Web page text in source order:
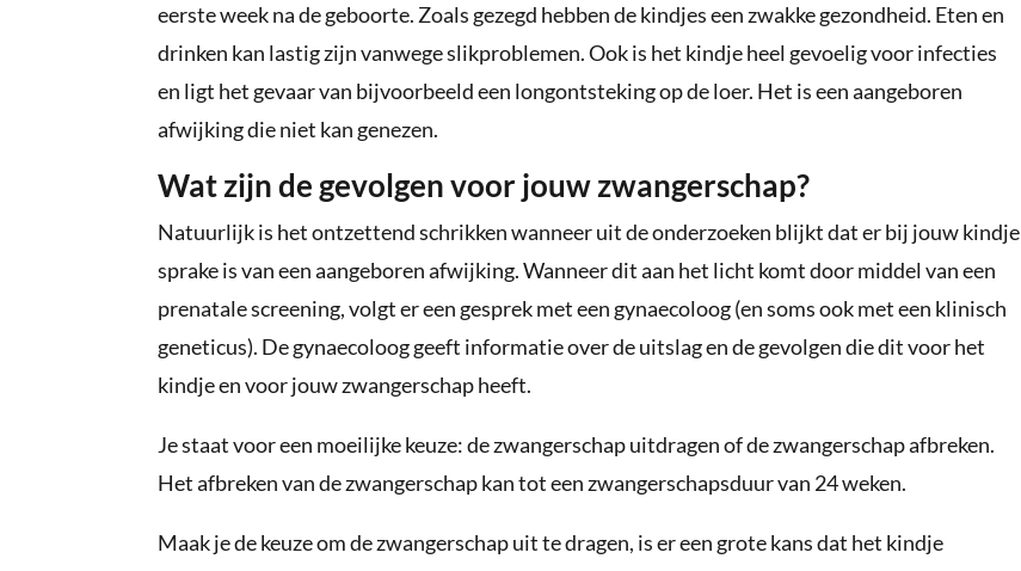
eerste week na de geboorte. Zoals gezegd hebben de kindjes een zwakke gezondheid. Eten en
drinken kan lastig zijn vanwege slikproblemen. Ook is het kindje heel gevoelig voor infecties
en ligt het gevaar van bijvoorbeeld een longontsteking op de loer. Het is een aangeboren
afwijking die niet kan genezen.
Wat zijn de gevolgen voor jouw zwangerschap?
Natuurlijk is het ontzettend schrikken wanneer uit de onderzoeken blijkt dat er bij jouw kindje
sprake is van een aangeboren afwijking. Wanneer dit aan het licht komt door middel van een
prenatale screening, volgt er een gesprek met een gynaecoloog (en soms ook met een klinisch
geneticus). De gynaecoloog geeft informatie over de uitslag en de gevolgen die dit voor het
kindje en voor jouw zwangerschap heeft.
Je staat voor een moeilijke keuze: de zwangerschap uitdragen of de zwangerschap afbreken.
Het afbreken van de zwangerschap kan tot een zwangerschapsduur van 24 weken.
Maak je de keuze om de zwangerschap uit te dragen, is er een grote kans dat het kindje